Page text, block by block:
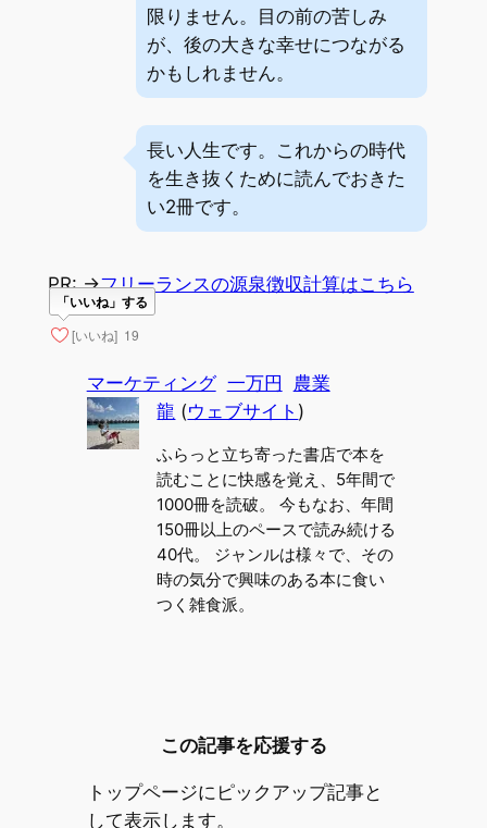
限りません。目の前の苦しみ
が、後の大きな幸せにつながる
かもしれません。
長い人生です。これからの時代
を生き抜くために読んでおきた
い2冊です。
PR: →フリーランスの源泉徴収計算はこちら
「いいね」する
[いいね] 19
マーケティング 一万円
農業
龍 (ウェブサイト )
ふらっと立ち寄った書店で本を
読むことに快感を覚え、5年間で
1000冊を読破。 今もなお、年間
150冊以上のペースで読み続ける
40代。 ジャンルは様々で、その
時の気分で興味のある本に食い
つく雑食派。
この記事を応援する
トップページにピックアップ記事と
して表示します。